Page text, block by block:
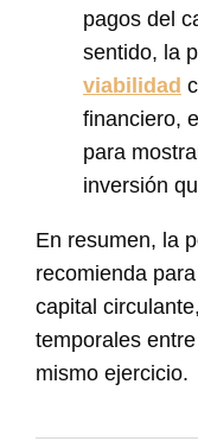
pagos del
sentido, la
viabilidad
financiero,
para
inversión
En resumen, la
recomienda
capital
temporales
mismo ejercicio.